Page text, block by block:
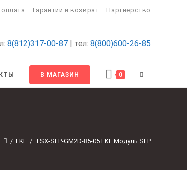
Гарантии и возврат Партнёрство
8(812)317-00-87 | тел: 8(800)600-26-85
В МАГАЗИН 0
/ EKF / TSX-SFP-GM2D-85-05 EKF Модуль SFP